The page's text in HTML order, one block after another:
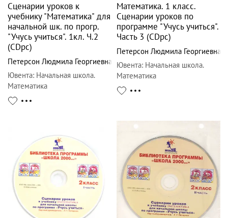
Сценарии уроков к
учебнику "Математика" для
начальной шк. по прогр.
"Учусь учиться". 1кл. Ч.2
(CDpc)
Петерсон Людмила Георгиевна
Ювента: Начальная школа.
Математика
Математика. 1 класс.
Сценарии уроков по
программе "Учусь учиться".
Часть 3 (CDpc)
Петерсон Людмила Георгиевна
Ювента: Начальная школа.
Математика